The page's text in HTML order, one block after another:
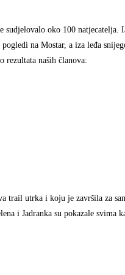
sudjelovalo oko 100 natjecatelja.
na Mostar, a iza leđa
rezultata naših članova:
trail utrka i koju je završila za
i Jadranka su pokazale